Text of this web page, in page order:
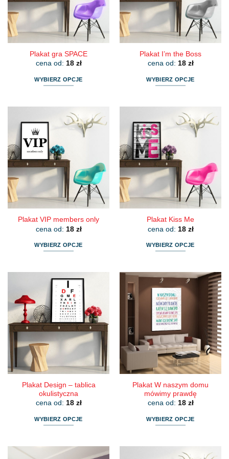
na
stronie
produktu
na
stronie
produktu
Plakat gra SPACE
cena od: 18 zł
WYBIERZ OPCJE
wiele
wariantów.
Opcje
można
wybrać
na
stronie
produktu
Plakat I’m the Boss
cena od: 18 zł
WYBIERZ OPCJE
wiele
wariantów.
Opcje
można
wybrać
na
stronie
produktu
Plakat VIP members only
cena od: 18 zł
WYBIERZ OPCJE
ma
wiele
wariantów.
Opcje
można
wybrać
na
stronie
produktu
Plakat Kiss Me
cena od: 18 zł
WYBIERZ OPCJE
ma
wiele
wariantów.
Opcje
można
wybrać
na
stronie
produktu
Plakat Design – tablica
okulistyczna
cena od: 18 zł
WYBIERZ OPCJE
Plakat W naszym domu
mówimy prawdę
cena od: 18 zł
WYBIERZ OPCJE